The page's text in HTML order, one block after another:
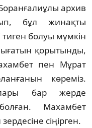
архив
бұл жинақты
болуы мүмкін
қорытынды,
пен Мұрат
көреміз.
бар жерде
Махамбет
сіңірген.